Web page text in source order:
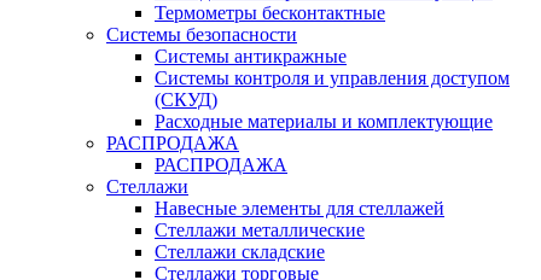
Термометры бесконтактные
Системы безопасности
Системы антикражные
Системы контроля и управления доступом
(СКУД)
Расходные материалы и комплектующие
РАСПРОДАЖА
РАСПРОДАЖА
Стеллажи
Навесные элементы для стеллажей
Стеллажи металлические
Стеллажи складские
Стеллажи торговые